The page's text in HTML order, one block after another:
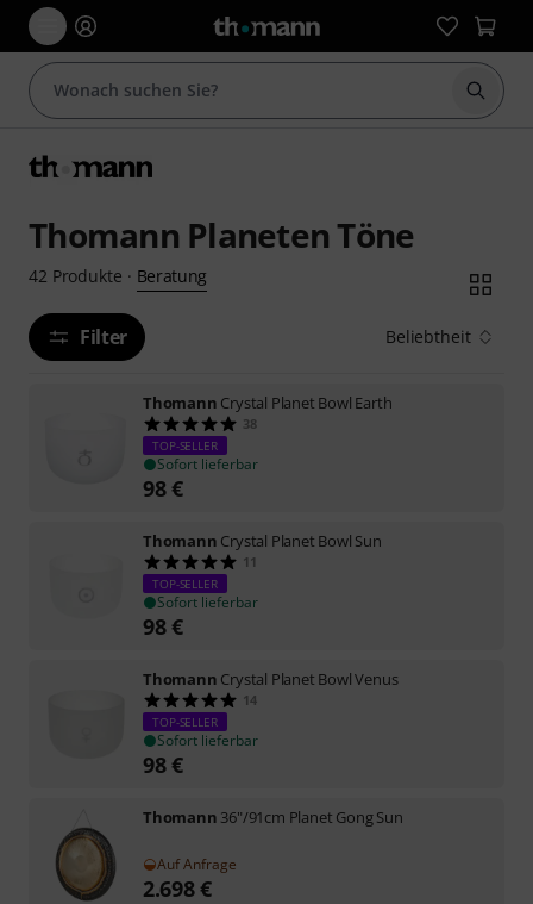
Suche
Thomann Planeten Töne
42 Produkte · Beratung
Filter Beliebtheit
Thomann Crystal Planet Bowl Earth
38
TOP-SELLER
Sofort lieferbar
98€
Thomann Crystal Planet Bowl Sun
11
TOP-SELLER
Sofort lieferbar
98€
Thomann Crystal Planet Bowl Venus
14
TOP-SELLER
Sofort lieferbar
98€
Thomann 36"/91cm Planet Gong Sun
Auf Anfrage
2.698€